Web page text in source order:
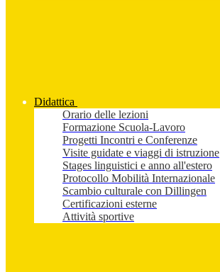
Didattica
Orario delle lezioni
Formazione Scuola-Lavoro
Progetti Incontri e Conferenze
Visite guidate e viaggi di istruzione
Stages linguistici e anno all'estero
Protocollo Mobilità Internazionale
Scambio culturale con Dillingen
Certificazioni esterne
Attività sportive